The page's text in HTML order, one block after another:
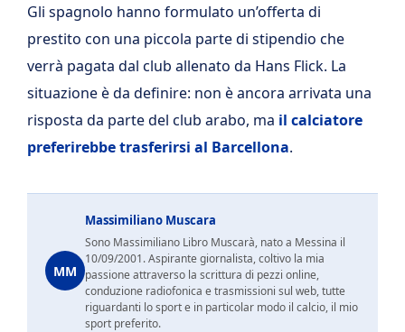
Gli spagnolo hanno formulato un’offerta di
prestito con una piccola parte di stipendio che
verrà pagata dal club allenato da Hans Flick. La
situazione è da definire: non è ancora arrivata una
risposta da parte del club arabo, ma il calciatore
preferirebbe trasferirsi al Barcellona.
MM
Massimiliano Muscara
Sono Massimiliano Libro Muscarà, nato a Messina il
10/09/2001. Aspirante giornalista, coltivo la mia
passione attraverso la scrittura di pezzi online,
conduzione radiofonica e trasmissioni sul web, tutte
riguardanti lo sport e in particolar modo il calcio, il mio
sport preferito.